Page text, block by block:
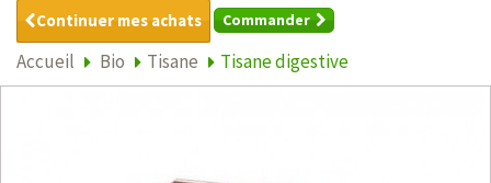
Continuer mes achats Commander
Accueil Bio Tisane Tisane digestive